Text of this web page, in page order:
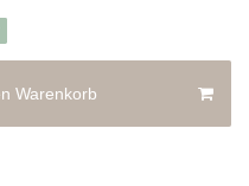
Warenkorb